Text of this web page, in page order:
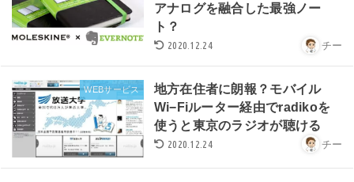
アナログを融合した最強ノー
ト？
2020.12.24 チー
WEBサービス
地方在住者に朗報？モバイル
Wi−Fiルーター経由でradikoを
使うと東京のラジオが聴ける
2020.12.24 チー